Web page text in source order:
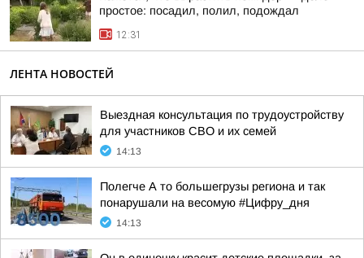
простое: посадил, полил, подождал
12:31
ЛЕНТА НОВОСТЕЙ
Выездная консультация по трудоустройству
для участников СВО и их семей
14:13
Полегче А то большегрузы региона и так
понарушали на весомую #Цифру_дня
14:13